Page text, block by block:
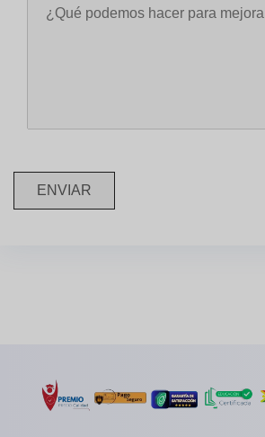
ENVIAR